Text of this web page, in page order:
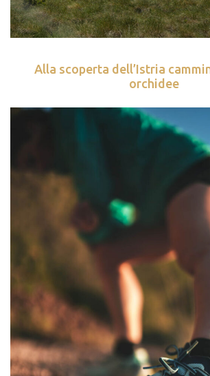
Alla scoperta dell’Istria
orchidee